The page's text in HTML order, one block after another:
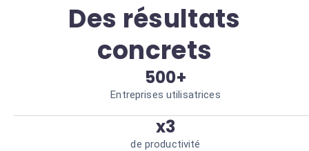
Des résultats
concrets
500+
Entreprises utilisatrices
x3
de productivité